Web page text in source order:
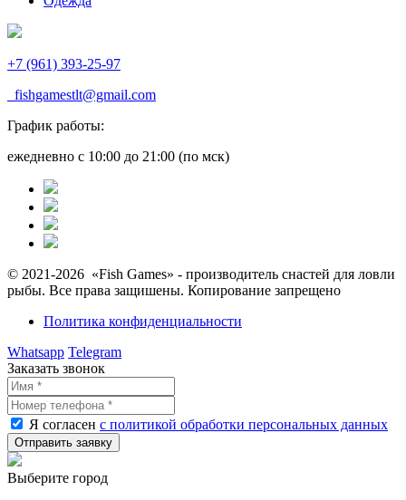
+7 (961) 393-25-97
fishgamestlt@gmail.com
График работы:
ежедневно с 10:00 до 21:00 (по мск)
© 2021-2026 «Fish Games» - производитель снастей для ловли
рыбы. Все права защишены. Копирование запрещено
Политика конфиденциальности
Whatsapp Telegram
Заказать звонок
Я согласен с политикой обработки персональных данных
Выберите город